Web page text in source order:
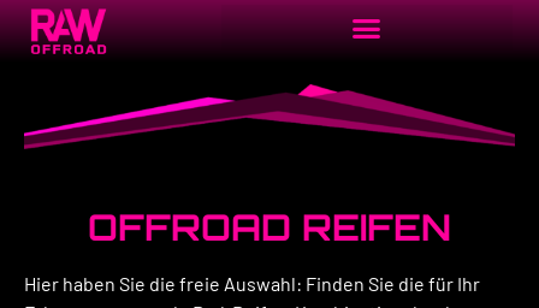
OFFROAD REIFEN
Hier haben Sie die freie Auswahl: Finden Sie die für Ihr